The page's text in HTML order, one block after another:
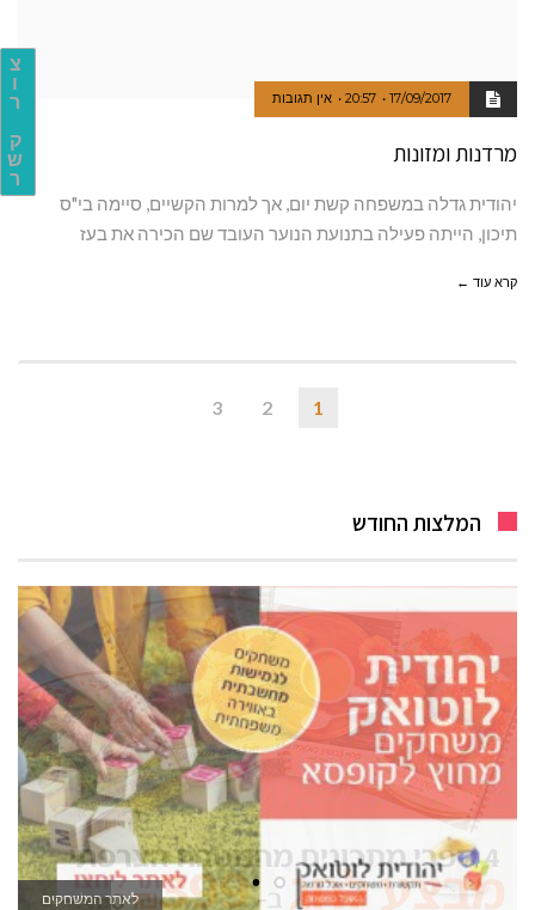
צ
ו
ר
ק
ש
ר
17/09/2017
20:57 אין תגובות
מרדנות ומזונות
יהודית גדלה במשפחה קשת יום, אך למרות הקשיים, סיימה בי"ס
תיכון, הייתה פעילה בתנועת הנוער העובד שם הכירה את בעז
קרא עוד ←
1
2
3
המלצות החודש
לאתר המשחקים